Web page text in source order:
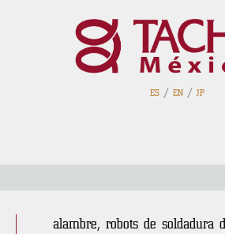
ES/ EN/ JP
alambre, robots de soldadura